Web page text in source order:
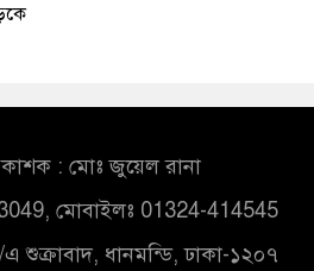
: মোঃ জুয়েল রানা
মোবাইলঃ 01324-414545
ধানমন্ডি, ঢাকা-১২০৭